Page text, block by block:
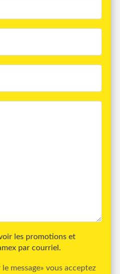
les promotions et
par courriel.
message» vous acceptez